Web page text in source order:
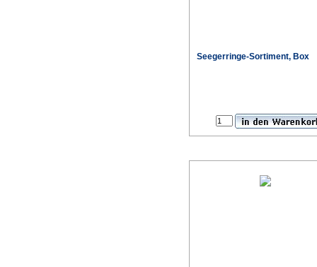
Seegerringe-Sortiment, Box